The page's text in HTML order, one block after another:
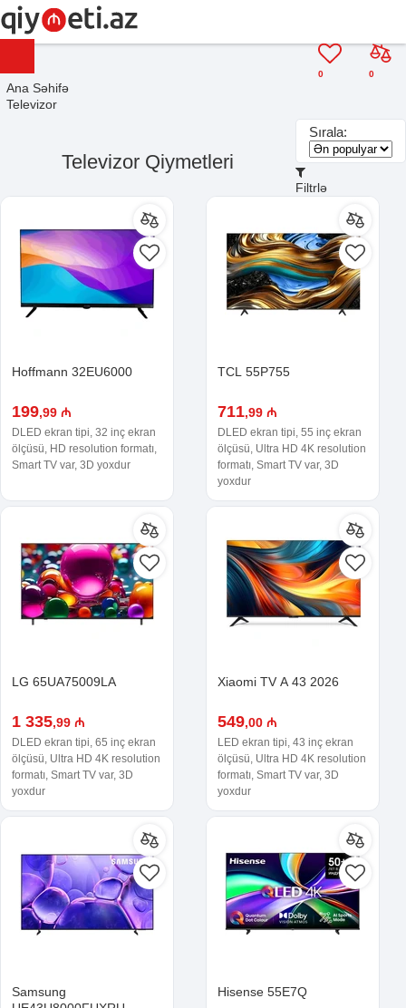
0
0
Ana Səhifə
Televizor
Televizor Qiymetleri
Sırala:
Filtrlə
Hoffmann 32EU6000
199,99 ₼
DLED ekran tipi, 32 inç ekran
ölçüsü, HD resolution formatı,
Smart TV var, 3D yoxdur
TCL 55P755
711,99 ₼
DLED ekran tipi, 55 inç ekran
ölçüsü, Ultra HD 4K resolution
formatı, Smart TV var, 3D
yoxdur
LG 65UA75009LA
1 335,99 ₼
DLED ekran tipi, 65 inç ekran
ölçüsü, Ultra HD 4K resolution
formatı, Smart TV var, 3D
yoxdur
Xiaomi TV A 43 2026
549,00 ₼
LED ekran tipi, 43 inç ekran
ölçüsü, Ultra HD 4K resolution
formatı, Smart TV var, 3D
yoxdur
Samsung
Hisense 55E7Q